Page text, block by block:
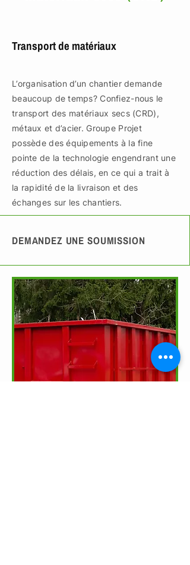
Transport de matériaux
L’organisation d’un chantier demande
beaucoup de temps? Confiez-nous le
transport des matériaux secs (CRD),
métaux et d’acier. Groupe Projet
possède des équipements à la fine
pointe de la technologie engendrant une
réduction des délais, en ce qui a trait à
la rapidité de la livraison et des
échanges sur les chantiers.
DEMANDEZ UNE SOUMISSION